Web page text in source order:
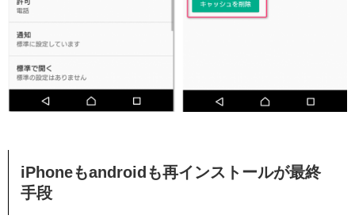
iPhoneもandroidも再インストールが最終
手段